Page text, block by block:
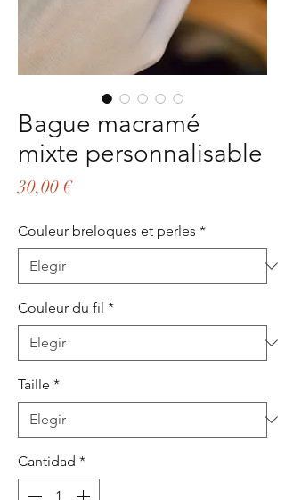
Bague macramé
mixte personnalisable
30,00 €Precio
Couleur breloques et perles *
Couleur du fil *
Taille *
Cantidad *